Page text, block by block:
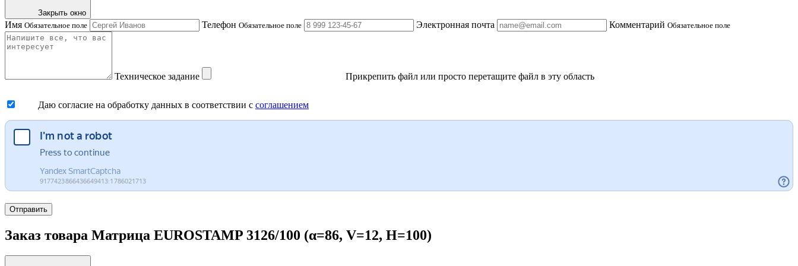
Закрыть окно
Имя Обязательное поле Телефон Обязательное поле Электронная почта Комментарий Обязательное поле
Техническое задание Прикрепить файл или просто перетащите файл в эту область
Даю согласие на обработку данных в соответствии с соглашением
Отправить
Заказ товара Матрица EUROSTAMP 3126/100 (α=86, V=12, H=100)